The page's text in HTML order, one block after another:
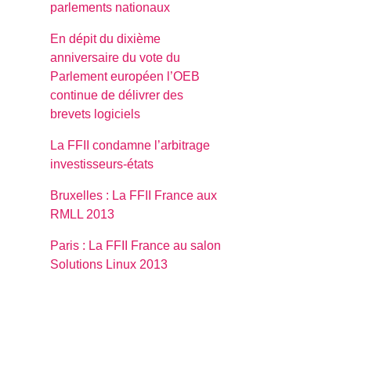
parlements nationaux
En dépit du dixième
anniversaire du vote du
Parlement européen l’OEB
continue de délivrer des
brevets logiciels
La FFII condamne l’arbitrage
investisseurs-états
Bruxelles : La FFII France aux
RMLL 2013
Paris : La FFII France au salon
Solutions Linux 2013